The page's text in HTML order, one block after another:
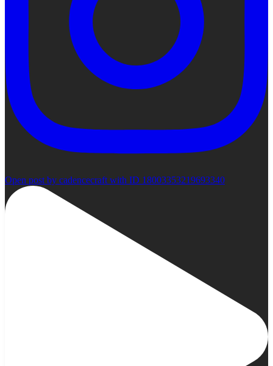
Open post by cadencecraft with ID 18003353219693340